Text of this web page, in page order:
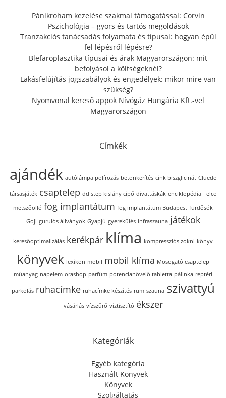
r
:
Pánikroham kezelése szakmai támogatással: Corvin
Pszichológia – gyors és tartós megoldások
Tranzakciós tanácsadás folyamata és típusai: hogyan épül
fel lépésről lépésre?
Blefaroplasztika típusai és árak Magyarországon: mit
befolyásol a költségeknél?
Lakásfelújítás jogszabályok és engedélyek: mikor mire van
szükség?
Nyomvonal kereső appok Nívógáz Hungária Kft.-vel
Magyarországon
Címkék
ajándék autólámpa polírozás betonkerítés cink biszglicinát Cluedo
társasjáték csaptelep dd step kislány cipő divattáskák enciklopédia Felco
metszőolló fog implantátum fog implantátum Budapest fürdősók
Goji gurulós állványok Gyapjú gyerekülés infraszauna játékok
keresőoptimalizálás kerékpár klíma kompressziós zokni könyv
könyvek lexikon mobil mobil klíma Mosogató csaptelep
műanyag napelem orashop parfüm potencianövelő tabletta pálinka reptéri
parkolás ruhacímke ruhacímke készítés rum szauna szivattyú
vásárlás vízszűrő víztisztító ékszer
Kategóriák
Egyéb kategória
Használt Könyvek
Könyvek
Szolgáltatás